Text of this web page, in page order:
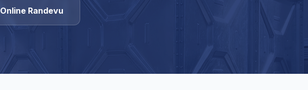
Online Randevu